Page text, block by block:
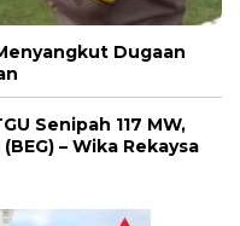
Dugaan
Senipah 117 MW,
– Wika Rekaysa